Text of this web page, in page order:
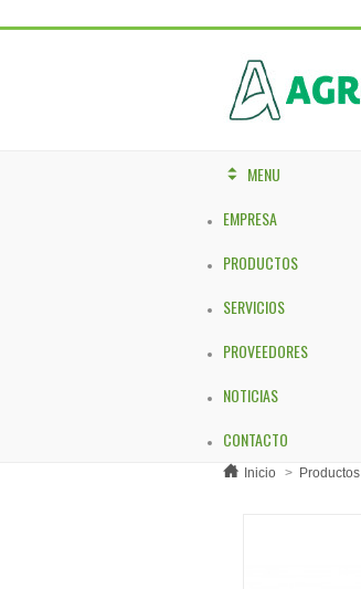
MENU
EMPRESA
PRODUCTOS
SERVICIOS
PROVEEDORES
NOTICIAS
CONTACTO
Inicio > Productos